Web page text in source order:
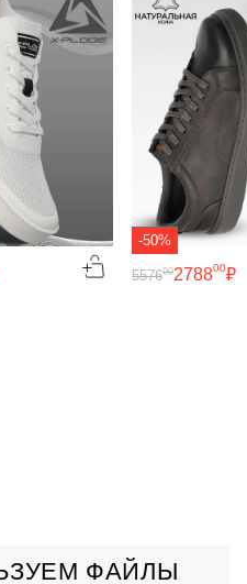
-50%
278800₽
557600
ФАЙЛЫ